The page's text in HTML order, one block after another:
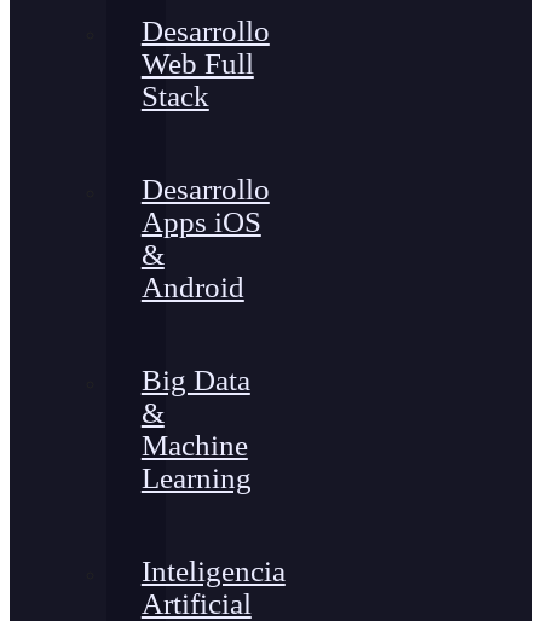
Desarrollo
Web Full
Stack
Desarrollo
Apps iOS
&
Android
Big Data
&
Machine
Learning
Inteligencia
Artificial